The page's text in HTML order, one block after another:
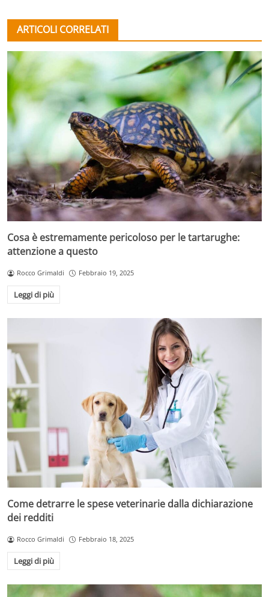
ARTICOLI CORRELATI
Cosa è estremamente pericoloso per le tartarughe:
attenzione a questo
Rocco Grimaldi Febbraio 19, 2025
Leggi di più
Come detrarre le spese veterinarie dalla dichiarazione
dei redditi
Rocco Grimaldi Febbraio 18, 2025
Leggi di più